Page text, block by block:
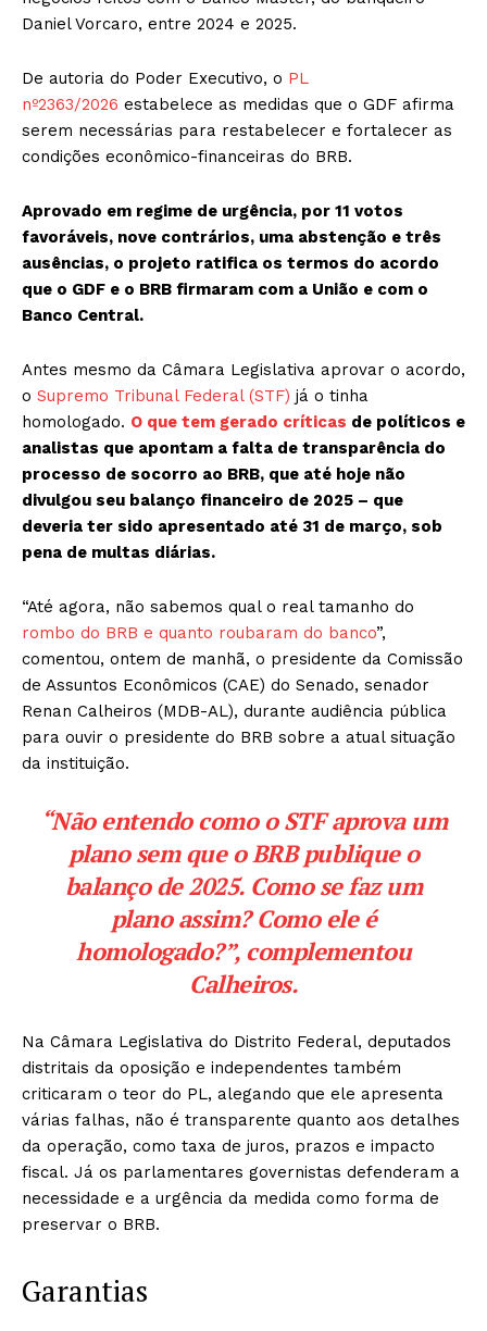
Daniel Vorcaro, entre 2024 e 2025.
De autoria do Poder Executivo, o PL
nº2363/2026 estabelece as medidas que o GDF afirma
serem necessárias para restabelecer e fortalecer as
condições econômico-financeiras do BRB.
Aprovado em regime de urgência, por 11 votos
favoráveis, nove contrários, uma abstenção e três
ausências, o projeto ratifica os termos do acordo
que o GDF e o BRB firmaram com a União e com o
Banco Central.
Antes mesmo da Câmara Legislativa aprovar o acordo,
o Supremo Tribunal Federal (STF) já o tinha
homologado. O que tem gerado críticas de políticos e
analistas que apontam a falta de transparência do
processo de socorro ao BRB, que até hoje não
divulgou seu balanço financeiro de 2025 – que
deveria ter sido apresentado até 31 de março, sob
pena de multas diárias.
“Até agora, não sabemos qual o real tamanho do
rombo do BRB e quanto roubaram do banco”,
comentou, ontem de manhã, o presidente da Comissão
de Assuntos Econômicos (CAE) do Senado, senador
Renan Calheiros (MDB-AL), durante audiência pública
para ouvir o presidente do BRB sobre a atual situação
da instituição.
“Não entendo como o STF aprova um
plano sem que o BRB publique o
balanço de 2025. Como se faz um
plano assim? Como ele é
homologado?”, complementou
Calheiros.
Na Câmara Legislativa do Distrito Federal, deputados
distritais da oposição e independentes também
criticaram o teor do PL, alegando que ele apresenta
várias falhas, não é transparente quanto aos detalhes
da operação, como taxa de juros, prazos e impacto
fiscal. Já os parlamentares governistas defenderam a
necessidade e a urgência da medida como forma de
preservar o BRB.
Garantias